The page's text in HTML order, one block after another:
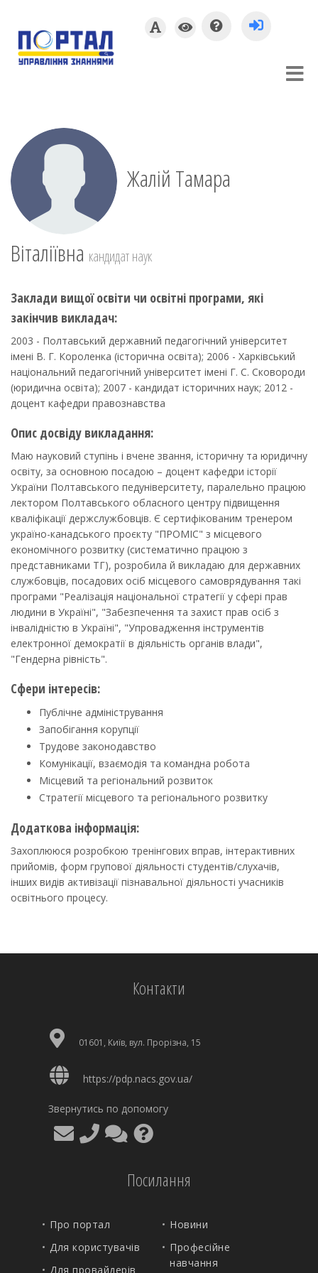
Жалій Тамара
Віталіївна кандидат наук
Заклади вищої освіти чи освітні програми, які
закінчив викладач:
2003 - Полтавський державний педагогічний університет
імені В. Г. Короленка (історична освіта); 2006 - Харківський
національний педагогічний університет імені Г. С. Сковороди
(юридична освіта); 2007 - кандидат історичних наук; 2012 -
доцент кафедри правознавства
Опис досвіду викладання:
Маю науковий ступінь і вчене звання, історичну та юридичну
освіту, за основною посадою – доцент кафедри історії
України Полтавського педуніверситету, паралельно працюю
лектором Полтавського обласного центру підвищення
кваліфікації держслужбовців. Є сертифікованим тренером
україно-канадського проєкту "ПРОМІС" з місцевого
економічного розвитку (систематично працюю з
представниками ТГ), розробила й викладаю для державних
службовців, посадових осіб місцевого самоврядування такі
програми "Реалізація національної стратегії у сфері прав
людини в Україні", "Забезпечення та захист прав осіб з
інвалідністю в Україні", "Упровадження інструментів
електронної демократії в діяльність органів влади",
"Гендерна рівність".
Сфери інтересів:
Публічне адміністрування
Запобігання корупції
Трудове законодавство
Комунікації, взаємодія та командна робота
Місцевий та регіональний розвиток
Стратегії місцевого та регіонального розвитку
Додаткова інформація:
Захоплююся розробкою тренінгових вправ, інтерактивних
прийомів, форм групової діяльності студентів/слухачів,
інших видів активізації пізнавальної діяльності учасників
освітнього процесу.
Контакти
01601, Київ, вул. Прорізна, 15
https://pdp.nacs.gov.ua/
Звернутись по допомогу
Посилання
Про портал
Для користувачів
Для провайдерів
Новини
Професійне
навчання